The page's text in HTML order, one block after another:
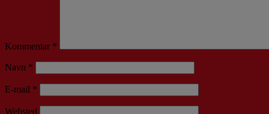
Kommentar *
Navn *
E-mail *
Websted